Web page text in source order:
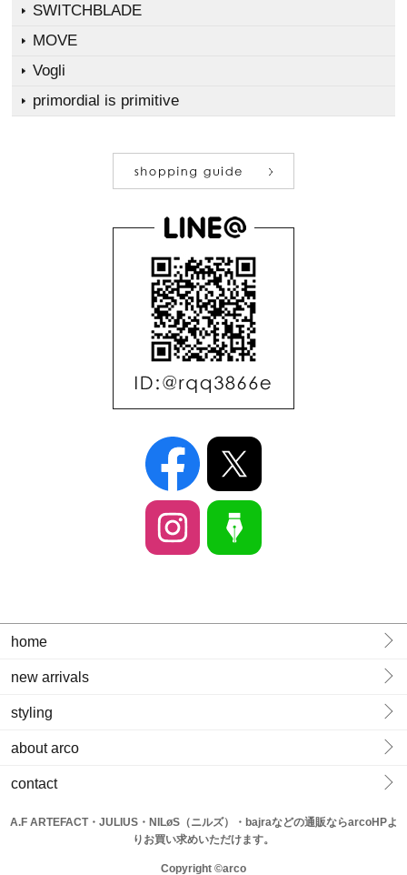
SWITCHBLADE
MOVE
Vogli
primordial is primitive
home
new arrivals
styling
about arco
contact
A.F ARTEFACT・JULIUS・NILøS（ニルズ）・bajraなどの通販ならarcoHPよ
りお買い求めいただけます。
Copyright ©arco